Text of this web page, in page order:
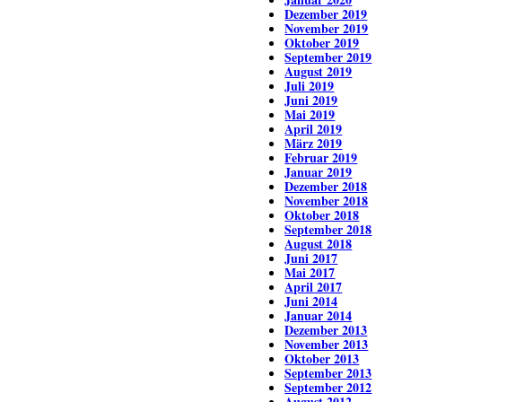
Dezember 2019
November 2019
Oktober 2019
September 2019
August 2019
Juli 2019
Juni 2019
Mai 2019
April 2019
März 2019
Februar 2019
Januar 2019
Dezember 2018
November 2018
Oktober 2018
September 2018
August 2018
Juni 2017
Mai 2017
April 2017
Juni 2014
Januar 2014
Dezember 2013
November 2013
Oktober 2013
September 2013
September 2012